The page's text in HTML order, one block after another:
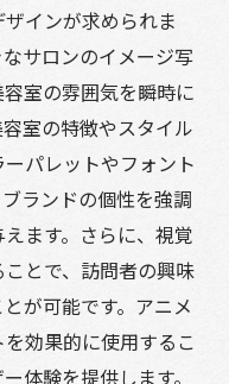
ァンを増やす
頼性の向上
し専門性をアピー
で顧客体験を改善
再来店を促す方法
るための効果的な
果的な伝え方
表現する方法
インが求められま
サロンのイメージ写
室の雰囲気を瞬時に
室の特徴やスタイル
パレットやフォント
ランドの個性を強調
ます。さらに、視覚
とで、訪問者の興味
が可能です。アニメ
効果的に使用するこ
体験を提供します。